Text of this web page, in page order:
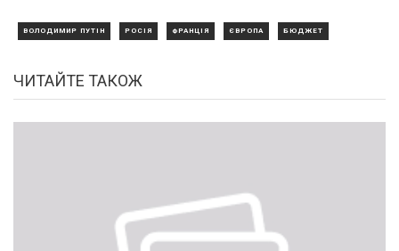
ВОЛОДИМИР ПУТІН РОСІЯ ФРАНЦІЯ ЄВРОПА БЮДЖЕТ
ЧИТАЙТЕ ТАКОЖ